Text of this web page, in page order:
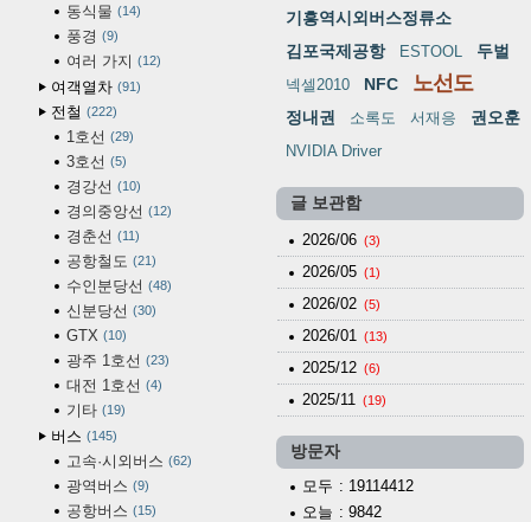
동식물 14
풍경 9
여러 가지 12
여객열차 91
전철 222
1호선 29
3호선 5
경강선 10
경의중앙선 12
경춘선 11
공항철도 21
수인분당선 48
신분당선 30
GTX 10
광주 1호선 23
대전 1호선 4
기타 19
버스 145
고속·시외버스 62
광역버스 9
공항버스 15
기흥역시외버스정류소
김포국제공항
ESTOOL 두벌
넥셀2010 NFC 노선도
정내권 소록도 서재응 권오훈
NVIDIA Driver
글 보관함
2026/06 (3)
2026/05 (1)
2026/02 (5)
2026/01 (13)
2025/12 (6)
2025/11 (19)
방문자
모두 : 19114412
오늘 : 9842